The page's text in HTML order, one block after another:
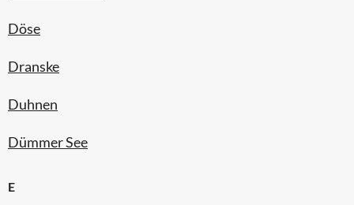
Döse
Dranske
Duhnen
Dümmer See
E